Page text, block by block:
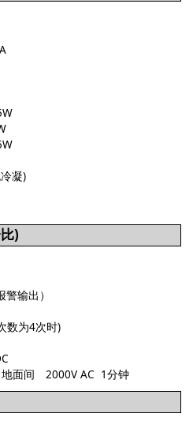
凝)
)
输出）
数为4次时)
地面间 2000V AC 1分钟